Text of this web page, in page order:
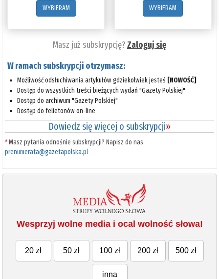
WYBIERAM
WYBIERAM
Masz już subskrypcję?Zaloguj się
W ramach subskrypcji otrzymasz:
Możliwość odsłuchiwania artykułów gdziekolwiek jesteś [NOWOŚĆ]
Dostęp do wszystkich treści bieżących wydań "Gazety Polskiej"
Dostęp do archiwum "Gazety Polskiej"
Dostęp do felietonów on-line
Dowiedz się więcej o subskrypcji»
*Masz pytania odnośnie subskrypcji? Napisz do nas
prenumerata@gazetapolska.pl
Wesprzyj wolne media i ocal wolność słowa!
20 zł 50 zł 100 zł 200 zł 500 zł
inna